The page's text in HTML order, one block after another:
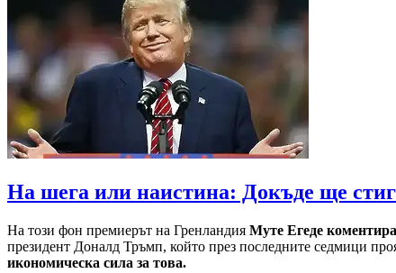
На шега или наистина: Докъде ще
На този фон премиерът на Гренландия Муте Егеде коментира
президент Доналд Тръмп, който през последните седмици
икономическа сила за това.